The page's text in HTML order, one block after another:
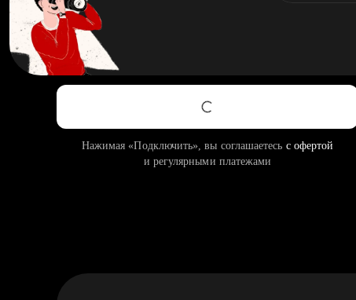
Нажимая «Подключить», вы соглашаетесь с офертой
и регулярными платежами